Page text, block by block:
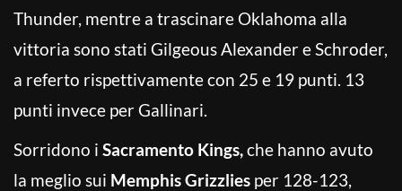
Thunder, mentre a trascinare Oklahoma alla
vittoria sono stati Gilgeous Alexander e Schroder,
a referto rispettivamente con 25 e 19 punti. 13
punti invece per Gallinari.
Sorridono i Sacramento Kings,che hanno avuto
la meglio sui Memphis Grizzlies per 128-123,